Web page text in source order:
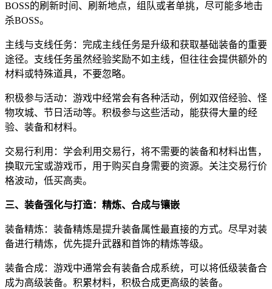
BOSS的刷新时间、刷新地点，组队或者单挑，尽可能多地击
杀BOSS。
主线与支线任务：完成主线任务是升级和获取基础装备的重要
途径。支线任务虽然经验奖励不如主线，但往往会提供额外的
材料或特殊道具，不要忽略。
积极参与活动：游戏中经常会有各种活动，例如双倍经验、怪
物攻城、节日活动等。积极参与这些活动，能获得大量的经
验、装备和材料。
交易行利用：学会利用交易行，将不需要的装备和材料出售，
换取元宝或游戏币，用于购买自身需要的资源。关注交易行价
格波动，低买高卖。
三、装备强化与打造：精炼、合成与镶嵌
装备精炼：装备精炼是提升装备属性最直接的方式。尽早对装
备进行精炼，优先提升武器和首饰的精炼等级。
装备合成：游戏中通常会有装备合成系统，可以将低级装备合
成为高级装备。积累材料，积极合成更高级的装备。